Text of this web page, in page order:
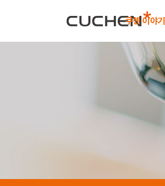
쿠첸 이야기
브랜드 소개
CEO 인사말
About 쿠첸
CSR 활동